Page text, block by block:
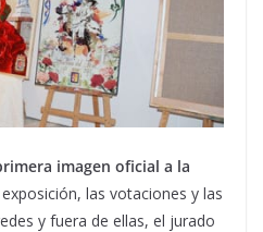
imagen oficial a la
las votaciones y las
y fuera de ellas, el jurado